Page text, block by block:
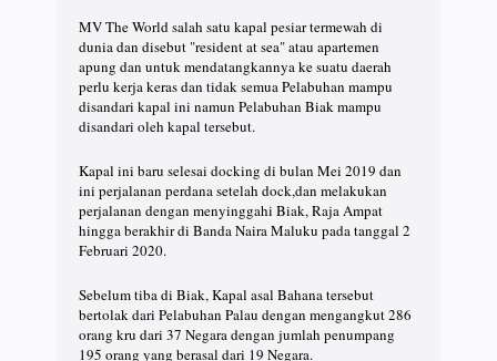
MV The World salah satu kapal pesiar termewah di
dunia dan disebut "resident at sea" atau apartemen
apung dan untuk mendatangkannya ke suatu daerah
perlu kerja keras dan tidak semua Pelabuhan mampu
disandari kapal ini namun Pelabuhan Biak mampu
disandari oleh kapal tersebut.
Kapal ini baru selesai docking di bulan Mei 2019 dan
ini perjalanan perdana setelah dock,dan melakukan
perjalanan dengan menyinggahi Biak, Raja Ampat
hingga berakhir di Banda Naira Maluku pada tanggal 2
Februari 2020.
Sebelum tiba di Biak, Kapal asal Bahana tersebut
bertolak dari Pelabuhan Palau dengan mengangkut 286
orang kru dari 37 Negara dengan jumlah penumpang
195 orang yang berasal dari 19 Negara.